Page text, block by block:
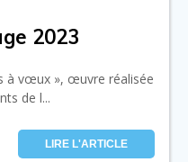
2023
à vœux », œuvre réalisée
de l...
LIRE L'ARTICLE